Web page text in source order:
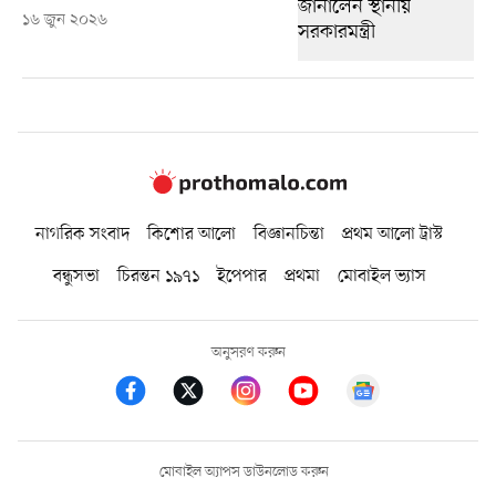
১৬ জুন ২০২৬
নাগরিক সংবাদ কিশোর আলো বিজ্ঞানচিন্তা
প্রথম আলো ট্রাস্ট
বন্ধুসভা
চিরন্তন ১৯৭১ ইপেপার প্রথমা মোবাইল ভ্যাস
অনুসরণ করুন
মোবাইল অ্যাপস ডাউনলোড করুন